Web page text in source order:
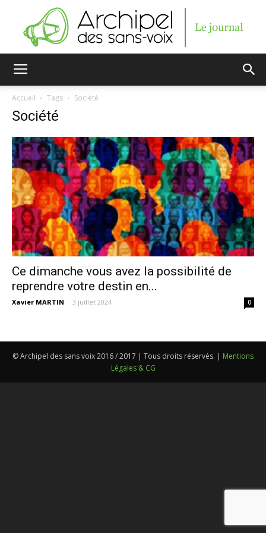
sans-
voix
Accueil Tags Société
Société
Ce dimanche vous avez la possibilité de
reprendre votre destin en...
Xavier MARTIN - 3 juillet 2024 0
© Archipel des sans voix 2016 / 2017 | Tous droits réservés. | Mentions
Légales & CG